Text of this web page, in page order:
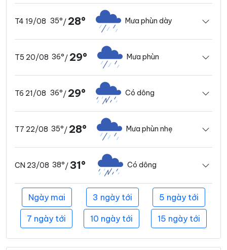
T4 19/08 35°/ 28° Mưa phùn dày
T5 20/08 36°/ 29° Mưa phùn
T6 21/08 36°/ 29° Có dông
T7 22/08 35°/ 28° Mưa phùn nhẹ
CN 23/08 38°/31° Có dông
Ngày mai 3 ngày tới 5 ngày tới
7 ngày tới 10 ngày tới 15 ngày tới